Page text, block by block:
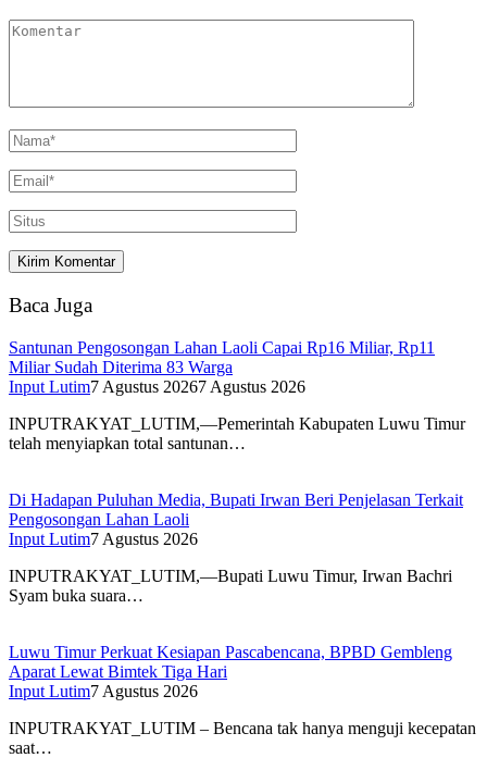
Baca Juga
Santunan Pengosongan Lahan Laoli Capai Rp16 Miliar, Rp11
Miliar Sudah Diterima 83 Warga
Input Lutim7 Agustus 20267 Agustus 2026
INPUTRAKYAT_LUTIM,—Pemerintah Kabupaten Luwu Timur
telah menyiapkan total santunan…
Di Hadapan Puluhan Media, Bupati Irwan Beri Penjelasan Terkait
Pengosongan Lahan Laoli
Input Lutim7 Agustus 2026
INPUTRAKYAT_LUTIM,—Bupati Luwu Timur, Irwan Bachri
Syam buka suara…
Luwu Timur Perkuat Kesiapan Pascabencana, BPBD Gembleng
Aparat Lewat Bimtek Tiga Hari
Input Lutim7 Agustus 2026
INPUTRAKYAT_LUTIM – Bencana tak hanya menguji kecepatan
saat…